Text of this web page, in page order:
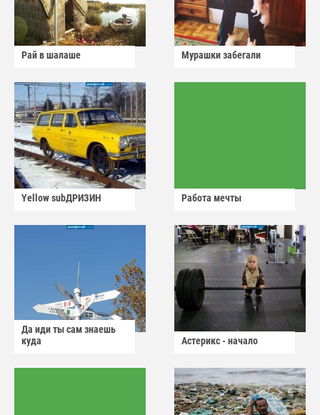
Рай в шалаше Мурашки забегали
Yellow subДРИЗИН Работа мечты
Да иди ты сам знаешь
куда
Астерикс - начало